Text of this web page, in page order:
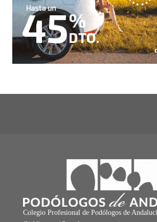
Colegio Profesional de Podólogos de